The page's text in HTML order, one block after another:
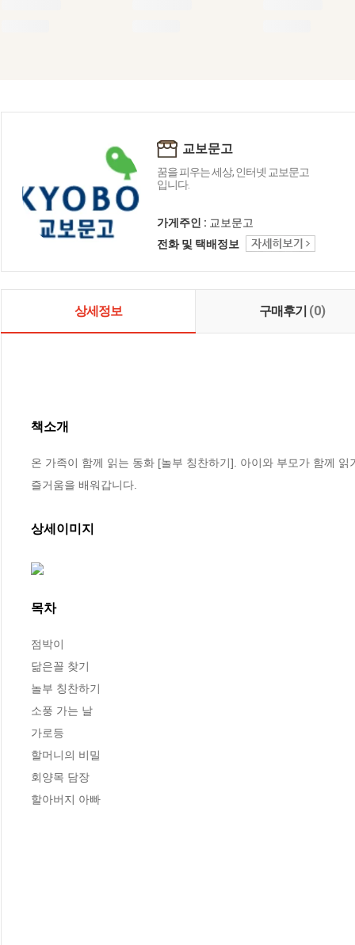
교보문고
꿈을 피우는 세상, 인터넷 교보문고
입니다.
가게주인 : 교보문고
전화 및 택배정보
상세정보 구매후기 (0)
책소개
온 가족이 함께 읽는 동화 [놀부 칭찬하기]. 아이와 부모가 함께
즐거움을 배워갑니다.
상세이미지
목차
점박이
닮은꼴 찾기
놀부 칭찬하기
소풍 가는 날
가로등
할머니의 비밀
회양목 담장
할아버지 아빠